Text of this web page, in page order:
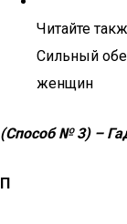
Читайте
Сильный
женщин
(Способ № 3) –
П